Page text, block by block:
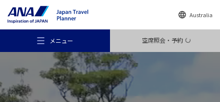
Australia
メニュー 空席照会・予約